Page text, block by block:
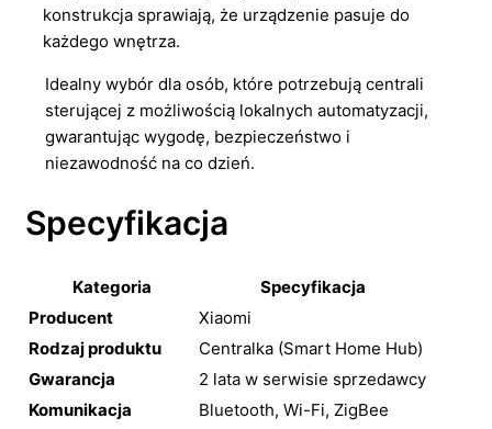
konstrukcja sprawiają, że urządzenie pasuje do
każdego wnętrza.
Idealny wybór dla osób, które potrzebują centrali
sterującej z możliwością lokalnych automatyzacji,
gwarantując wygodę, bezpieczeństwo i
niezawodność na co dzień.
Specyfikacja
Kategoria
Specyfikacja
Producent
Xiaomi
Rodzaj produktu
Centralka (Smart Home Hub)
Gwarancja
2 lata w serwisie sprzedawcy
Komunikacja
Bluetooth, Wi-Fi, ZigBee